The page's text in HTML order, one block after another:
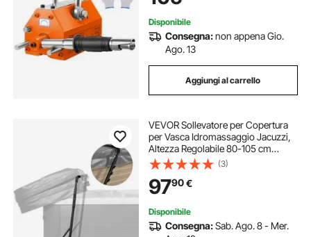
Trazione 1000kg
Disponibile
Consegna:non appena Gio.
Ago. 13
Aggiungi al carrello
VEVOR Sollevatore per Copertura
per Vasca Idromassaggio Jacuzzi,
Altezza Regolabile 80-105 cm
Larghezza 145-235 cm, Adatto a
Vasche da Bagno Rettangolari di
Diverse Dimensioni
(3)
9790€
Disponibile
Consegna:Sab. Ago. 8 - Mer.